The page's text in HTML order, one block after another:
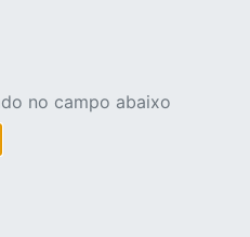
no campo abaixo